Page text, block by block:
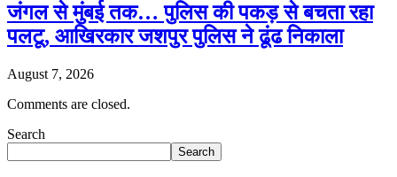
जंगल से मुंबई तक… पुलिस की पकड़ से बचता रहा
पलटू, आखिरकार जशपुर पुलिस ने ढूंढ निकाला
August 7, 2026
Comments are closed.
Search
Search